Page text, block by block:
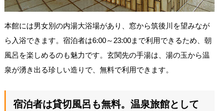
本館には男女別の内湯大浴場があり、窓から筑後川を望みなが
ら入浴できます。宿泊者は6:00～23:00まで利用できるため、朝
風呂を楽しめるのも魅力です。玄関先の手湯は、湯の玉から温
泉が湧き出る珍しい造りで、無料で利用できます。
宿泊者は貸切風呂も無料。温泉旅館として